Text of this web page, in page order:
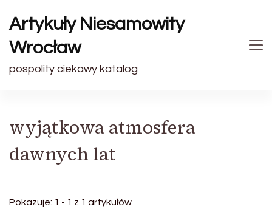
Artykuły Niesamowity
Wrocław
pospolity ciekawy katalog
wyjątkowa atmosfera
dawnych lat
Pokazuje: 1 - 1 z 1 artykułów